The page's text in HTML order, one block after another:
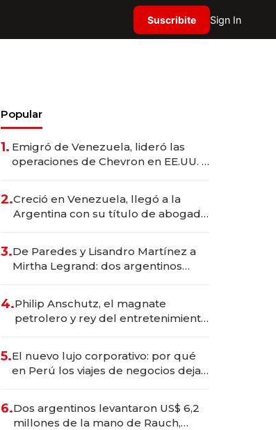
Suscribite Sign In
Popular
1. Emigró de Venezuela, lideró las
operaciones de Chevron en EE.UU. y
2.Creció en Venezuela, llegó a la
Argentina con su título de abogado
marcas "fast premium"
3.De Paredes y Lisandro Martínez a
Mirtha Legrand: dos argentinos
4.Philip Anschutz, el magnate
petrolero y rey del entretenimiento
5.El nuevo lujo corporativo: por qué
en Perú los viajes de negocios dejan
en experiencias transformadoras
6.Dos argentinos levantaron US$ 6,2
millones de la mano de Rauch,